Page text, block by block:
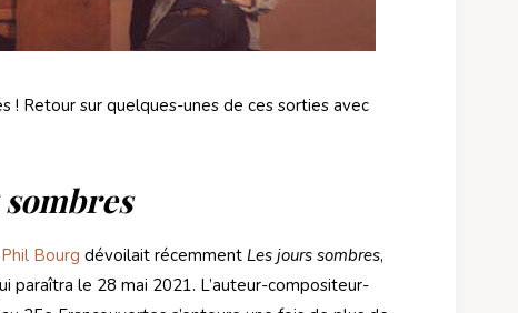
! Retour sur quelques-unes de ces sorties avec
Phil Bourg dévoilait récemment Les jours sombres,
paraîtra le 28 mai 2021. L’auteur-compositeur-